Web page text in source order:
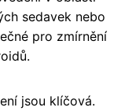
sedavek nebo
pro zmírnění
jsou klíčová.